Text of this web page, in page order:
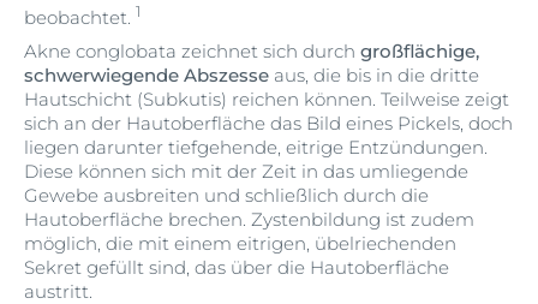
beobachtet. 1
Akne conglobata zeichnet sich durch großflächige,
schwerwiegende Abszesse aus, die bis in die dritte
Hautschicht (Subkutis) reichen können. Teilweise zeigt
sich an der Hautoberfläche das Bild eines Pickels, doch
liegen darunter tiefgehende, eitrige Entzündungen.
Diese können sich mit der Zeit in das umliegende
Gewebe ausbreiten und schließlich durch die
Hautoberfläche brechen. Zystenbildung ist zudem
möglich, die mit einem eitrigen, übelriechenden
Sekret gefüllt sind, das über die Hautoberfläche
austritt.